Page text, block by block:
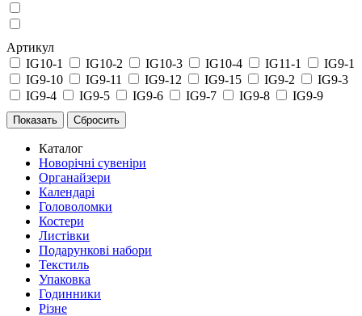
Артикул
IG10-1
IG10-2 IG10-3 IG10-4 IG11-1
IG9-1
IG9-10
IG9-11 IG9-12 IG9-15 IG9-2
IG9-3
IG9-4
IG9-5 IG9-6 IG9-7 IG9-8 IG9-9
Каталог
Новорічні сувеніри
Органайзери
Календарі
Головоломки
Костери
Листівки
Подарункові набори
Текстиль
Упаковка
Годинники
Різне